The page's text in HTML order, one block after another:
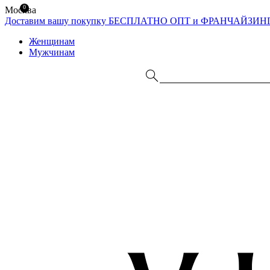
Москва
Доставим вашу покупку БЕСПЛАТНО ОПТ и
Женщинам
Мужчинам
0